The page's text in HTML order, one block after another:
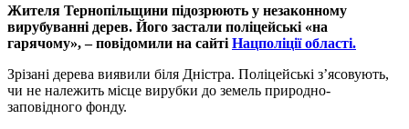
Жителя Тернопільщини підозрюють у незаконному
вирубуванні дерев. Його застали поліцейські «на
гарячому», – повідомили на сайті Нацполіції області.
Зрізані дерева виявили біля Дністра. Поліцейські з’ясовують,
чи не належить місце вирубки до земель природно-
заповідного фонду.